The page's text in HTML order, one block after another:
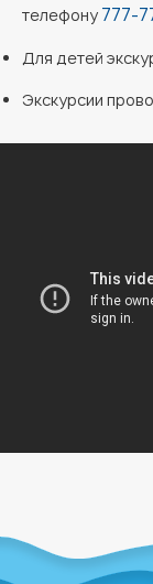
телефону 777-
Для детей
Экскурсии